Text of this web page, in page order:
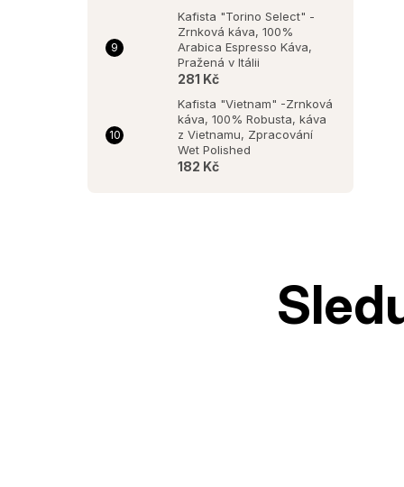
Kafista "Torino Select" -
Zrnková káva, 100%
Arabica Espresso Káva,
Pražená v Itálii
281 Kč
Kafista "Vietnam" -Zrnková
káva, 100% Robusta, káva
z Vietnamu, Zpracování
Wet Polished
182 Kč